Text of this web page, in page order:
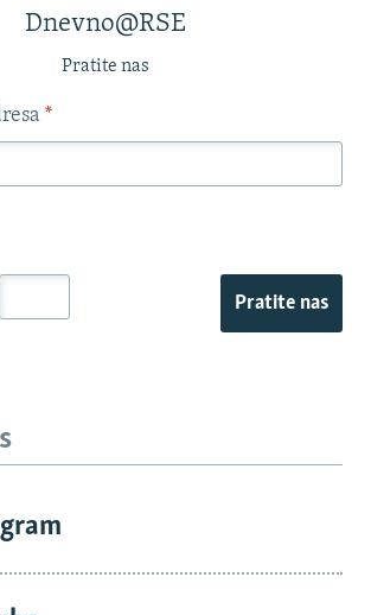
Dnevno@RSE
Pratite nas
*
Pratite nas